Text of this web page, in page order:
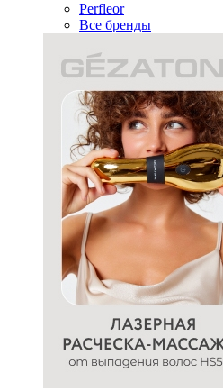
Perfleor
Все бренды